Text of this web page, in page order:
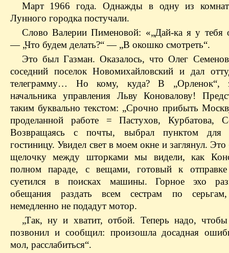
Март 1966 года. Однажды в одну из комнат
Лунного городка постучали.
Слово Валерии Пименовой: «„Дай-ка я у тебя
— „Что будем делать?“ — „В окошко смотреть“.
Это был Газман. Оказалось, что Олег
соседний поселок Новомихайловский и дал
телеграмму… Но кому, куда? В „Орленок“,
начальника управления Льву Коновалову!
таким буквально текстом: „Срочно прибыть
проделанной работе = Пастухов, Курбатова,
Возвращаясь с почты, выбрал пунктом для
гостиницу. Увидел свет в моем окне и заглянул.
щелочку между шторками мы видели, как
полном параде, с вещами, готовый к
суетился в поисках машины. Горное эхо
обещания раздать всем сестрам по
немедленно не подадут мотор.
„Так, ну и хватит, отбой. Теперь надо,
позвонил и сообщил: произошла досадная
мол, расслабиться“.